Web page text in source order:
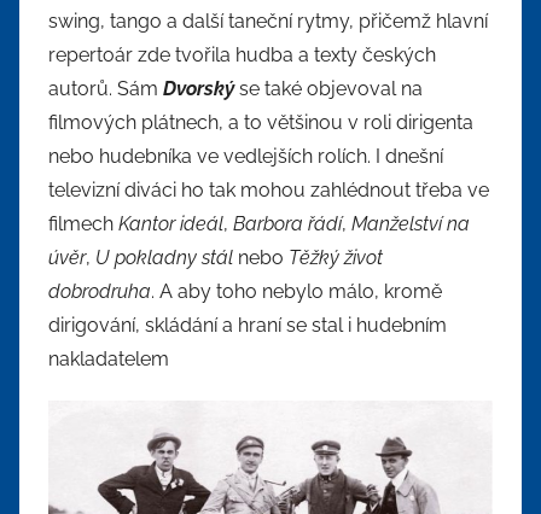
swing, tango a další taneční rytmy, přičemž hlavní
repertoár zde tvořila hudba a texty českých
autorů. Sám Dvorskýse také objevoval na
filmových plátnech, a to většinou v roli dirigenta
nebo hudebníka ve vedlejších rolích. I dnešní
televizní diváci ho tak mohou zahlédnout třeba ve
filmech Kantor ideál, Barbora řádí, Manželství na
úvěr, U pokladny stál nebo Těžký život
dobrodruha. A aby toho nebylo málo, kromě
dirigování, skládání a hraní se stal i hudebním
nakladatelem